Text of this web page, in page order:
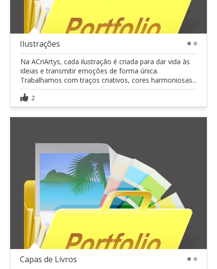
Ilustrações
Na ACriArtys, cada ilustração é criada para dar vida às
ideias e transmitir emoções de forma única.
Trabalhamos com traços criativos, cores harmoniosas...
2
Capas de Livros